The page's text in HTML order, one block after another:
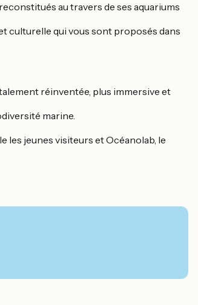
au travers de ses aquariums
culturelle qui vous sont proposés dans
réinventée, plus immersive et
marine.
les jeunes visiteurs et Océanolab, le